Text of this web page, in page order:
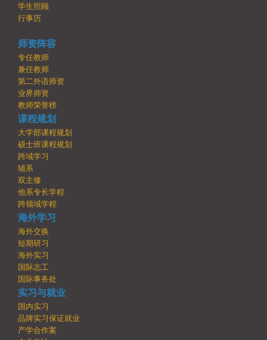
学生照顾
行事历
师资阵容
专任教师
兼任教师
第二外语师资
业界师资
教师荣誉榜
课程规划
大学部课程规划
硕士班课程规划
跨域学习
辅系
双主修
他系专长学程
跨领域学程
海外学习
海外交换
短期研习
海外实习
国际志工
国际事务处
实习与就业
国内实习
品牌实习保证就业
产学合作案